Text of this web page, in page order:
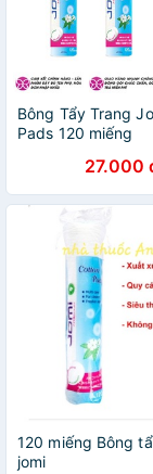
Bông Tẩy Trang
Pads 120 miếng
27.000
120 miếng Bông
jomi